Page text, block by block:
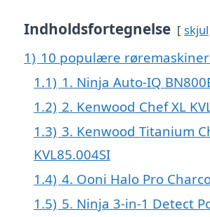
Indholdsfortegnelse skjul
1) 10 populære
1.1) 1. Ninja Auto-IQ
1.2) 2. Kenwood Chef XL
1.3) 3. Kenwood Titanium
KVL85.004SI
1.4) 4. Ooni Halo Pro
1.5) 5. Ninja 3-in-1 Detect